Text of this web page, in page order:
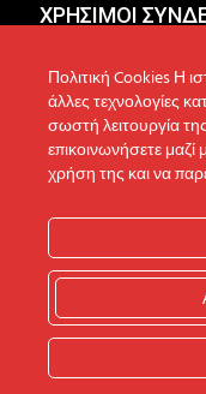
ΧΡΗΣΙΜΟΙ
Δίκτυο
Τεχνική
© 2022
Web Design
Πολιτική Cookies Η
άλλες τεχνολογίες
σωστή λειτουργία
επικοινωνήσετε μαζί
χρήση της και να